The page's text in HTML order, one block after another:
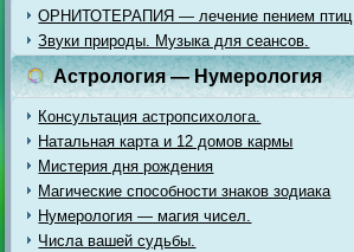
ОРНИТОТЕРАПИЯ — лечение пением птиц
Звуки природы. Музыка для сеансов.
Астрология — Нумерология
Консультация астропсихолога.
Натальная карта и 12 домов кармы
Мистерия дня рождения
Магические способности знаков зодиака
Нумерология — магия чисел.
Числа вашей судьбы.